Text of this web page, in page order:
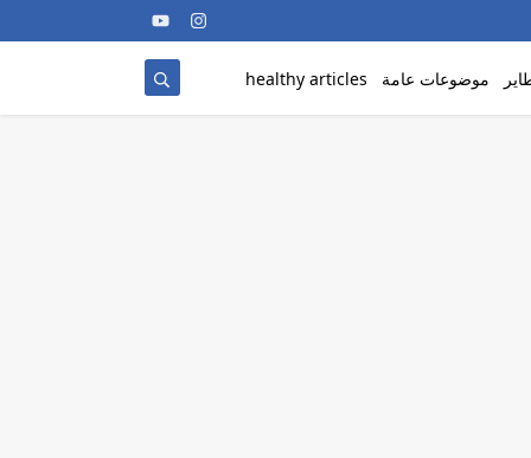
موضوعات عامة healthy articles